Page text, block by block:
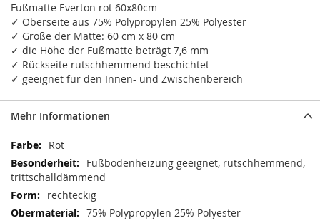
Fußmatte Everton rot 60x80cm
✓ Oberseite aus 75% Polypropylen 25% Polyester
✓ Größe der Matte: 60 cm x 80 cm
✓ die Höhe der Fußmatte beträgt 7,6 mm
✓ Rückseite rutschhemmend beschichtet
✓ geeignet für den Innen- und Zwischenbereich
Mehr Informationen
Mehr
Informationen
Rot
Fußbodenheizung geeignet, rutschhemmend,
trittschalldämmend
rechteckig
75% Polypropylen 25% Polyester